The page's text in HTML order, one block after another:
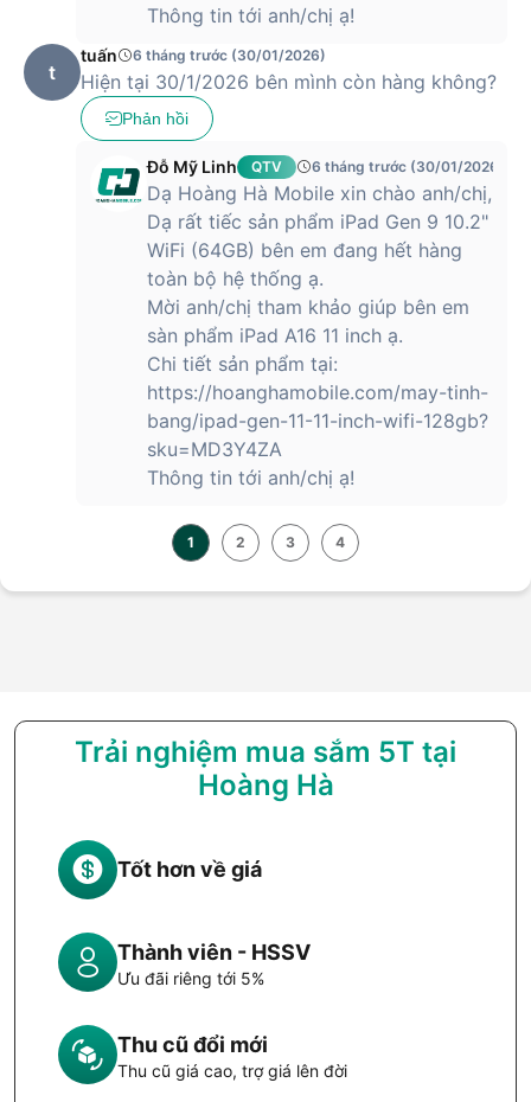
Thông tin tới anh/chị ạ!
t
tuấn 6 tháng trước (30/01/2026)
Hiện tại 30/1/2026 bên mình còn hàng không?
Phản hồi
Đỗ Mỹ Linh QTV 6 tháng trước (30/01/2026)
Dạ Hoàng Hà Mobile xin chào anh/chị,
Dạ rất tiếc sản phẩm iPad Gen 9 10.2"
WiFi (64GB) bên em đang hết hàng
toàn bộ hệ thống ạ.
Mời anh/chị tham khảo giúp bên em
sàn phẩm iPad A16 11 inch ạ.
Chi tiết sản phẩm tại:
https://hoanghamobile.com/may-tinh-
bang/ipad-gen-11-11-inch-wifi-128gb?
sku=MD3Y4ZA
Thông tin tới anh/chị ạ!
1 2 3 4
Trải nghiệm mua sắm 5T tại
Hoàng Hà
Tốt hơn về giá
Thành viên - HSSV
Ưu đãi riêng tới 5%
Thu cũ đổi mới
Thu cũ giá cao, trợ giá lên đời